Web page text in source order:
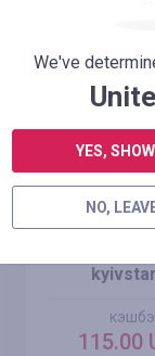
115.00
We've
YES,
NO,